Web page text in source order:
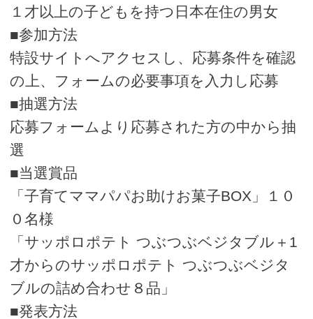
１才以上の子どもを持つ日本在住の男女
■参加方法
特設サイトへアクセスし、応募条件を確認
の上、フォームの必要事項を入力し応募
■抽選方法
応募フォームより応募された方の中から抽
選
■当選賞品
「子育てママパパお助けお菓子BOX」１０
０名様
「サッポロポテト つぶつぶベジタブル＋1
才からのサッポロポテト つぶつぶベジタ
ブルの詰め合わせ８品」
■発表方法